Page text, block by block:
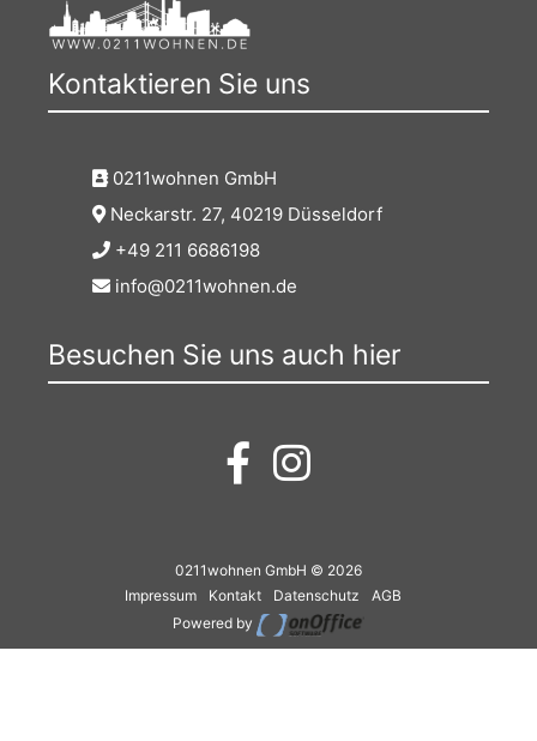
Kontaktieren Sie uns
0211wohnen GmbH
Neckarstr. 27, 40219 Düsseldorf
+49 211 6686198
info@0211wohnen.de
Besuchen Sie uns auch hier
0211wohnen GmbH © 2026
Impressum
Kontakt Datenschutz
AGB
Powered by